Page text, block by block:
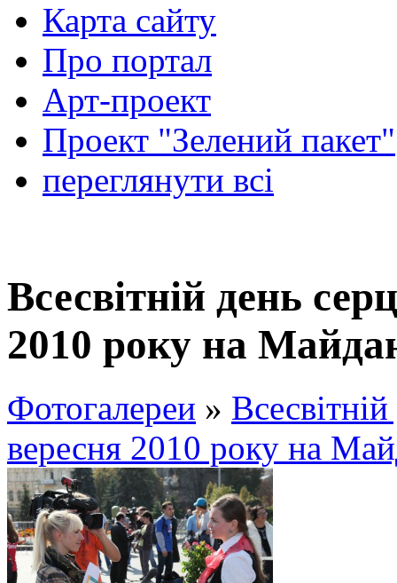
Карта сайту
Про портал
Арт-проект
Проект "Зелений пакет"
переглянути всі
Всесвітній день
2010 року на
Фотогалереи »
вересня 2010 року на